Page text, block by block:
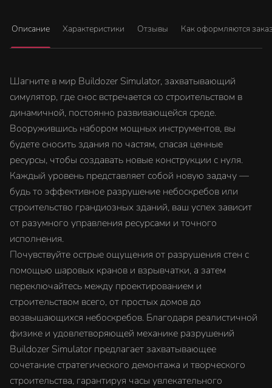
Описание Характеристики Отзывы Как оформляются
Шагните в мир Buildozer Simulator, захватывающий
симулятор, где снос встречается со строительством в
динамичной, постоянно развивающейся среде.
Вооружившись набором мощных инструментов, вы
будете сносить здания по частям, спасая ценные
ресурсы, чтобы создавать новые конструкции с нуля.
Каждый уровень представляет собой новую задачу —
будь то эффективное разрушение небоскребов или
строительство грандиозных зданий, ваш успех зависит
от разумного управления ресурсами и точного
исполнения.
Почувствуйте острые ощущения от разрушения стен с
помощью шаровых кранов и взрывчатки, а затем
переключайтесь между проектированием и
строительством всего, от простых домов до
возвышающихся небоскребов. Благодаря реалистичной
физике и удовлетворяющей механике разрушений
Buildozer Simulator предлагает захватывающее
сочетание стратегического демонтажа и творческого
строительства, гарантируя часы увлекательного